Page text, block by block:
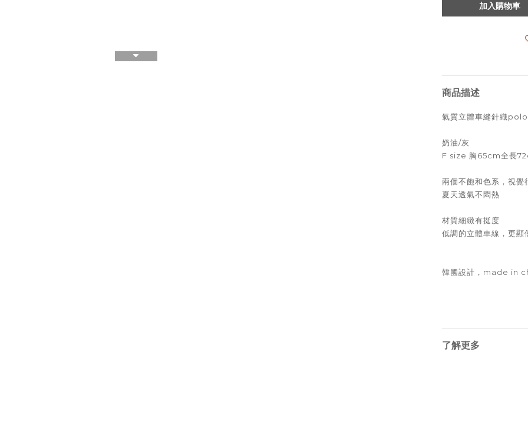
加入購物車
商品描述
氣質立體車縫針織polo
奶油/灰
F size 胸65cm全長
兩個不飽和色系，視覺
夏天透氣不悶熱
材質細緻有挺度
低調的立體車線，更顯
韓國設計，made in
了解更多